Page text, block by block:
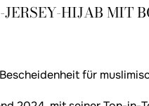
HIJAB MIT
für